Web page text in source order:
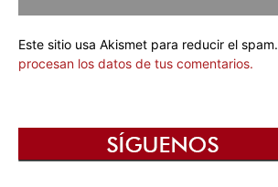
Este sitio usa Akismet para reducir el spam.
procesan los datos de tus comentarios.